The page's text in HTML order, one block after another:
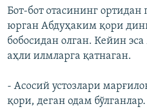
Бот-бот отасининг ортидан
юрган Абдуҳаким қори
бобосидан олган. Кейин
аҳли илмларга қатнаган.
- Асосий устозлари
қори, деган одам